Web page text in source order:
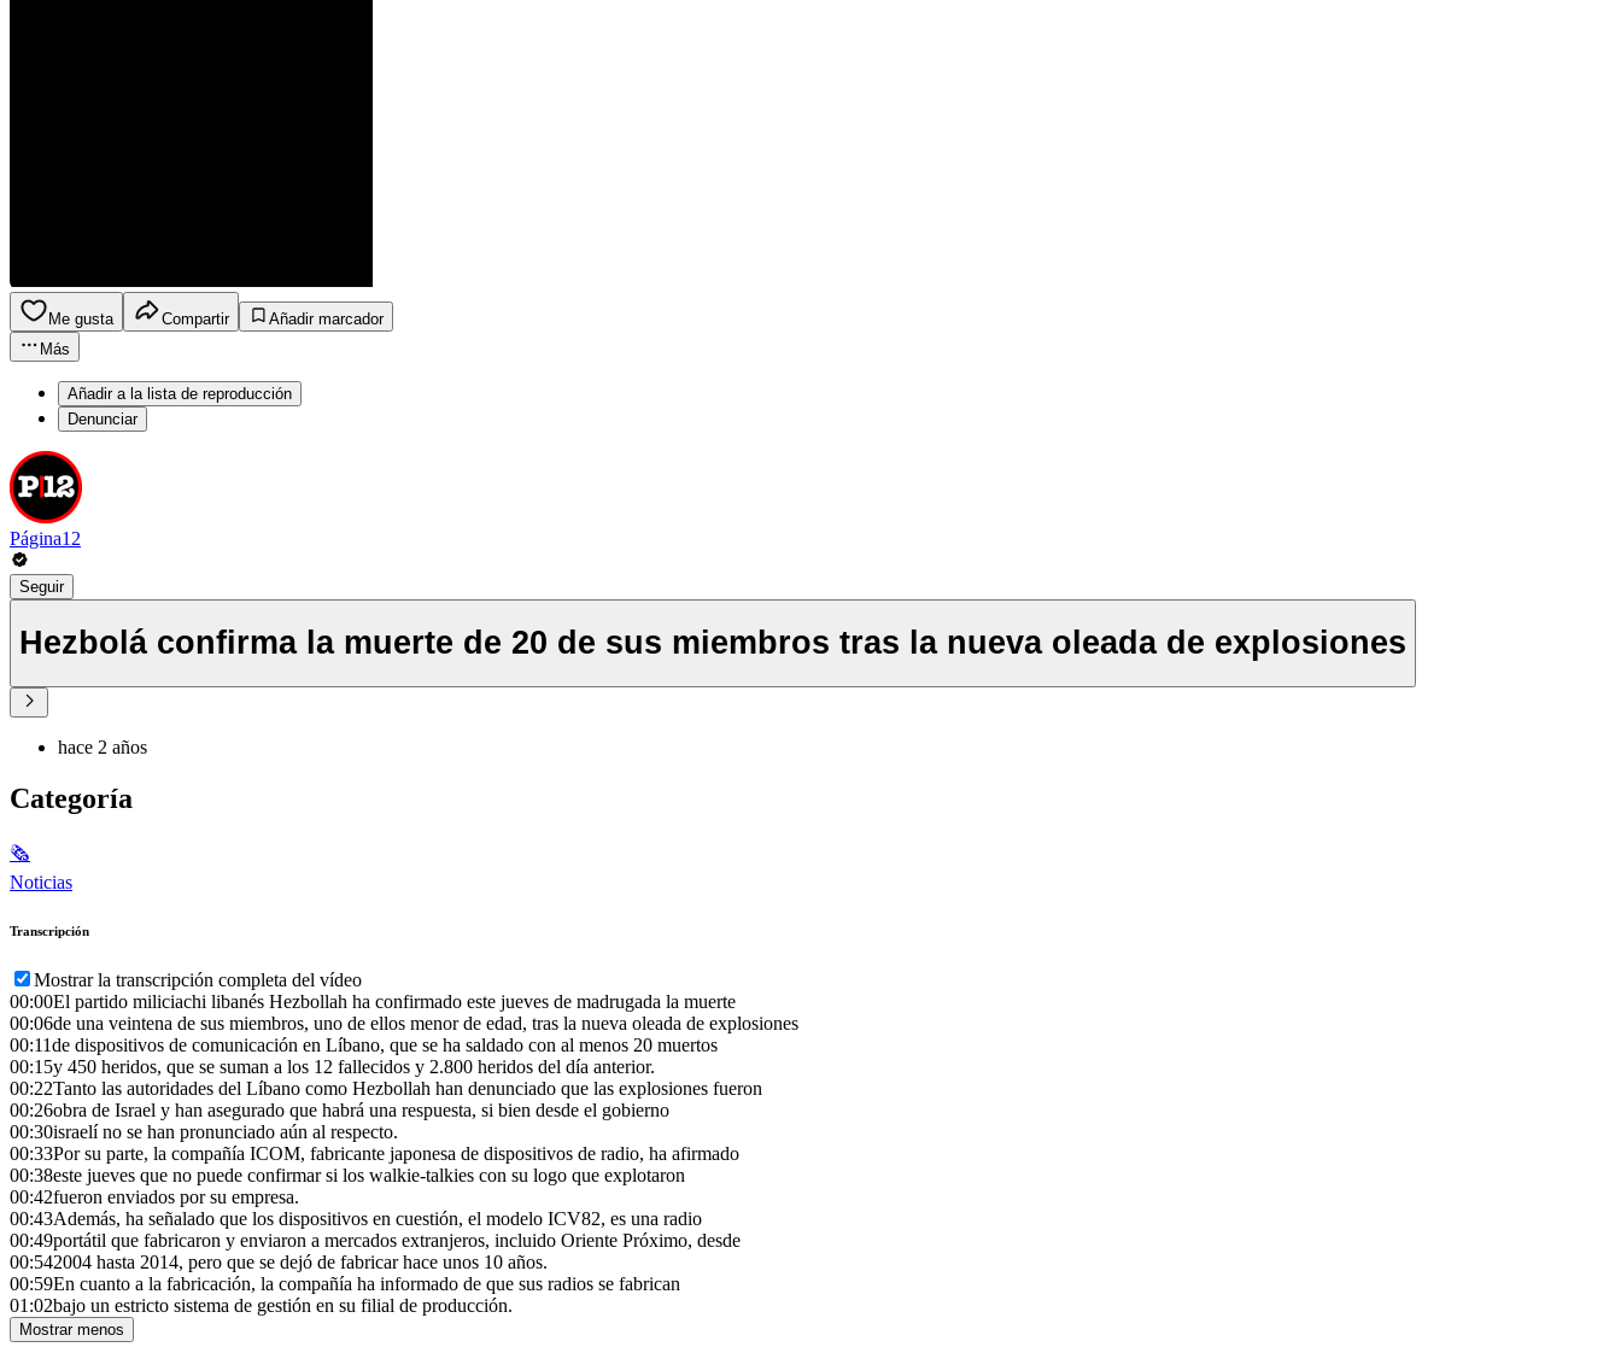
Me gusta Compartir
Añadir marcador
Más
Añadir a la lista de reproducción
Denunciar
Página12
Seguir
Hezbolá confirma la muerte de 20 de sus miembros tras la nueva oleada de explosiones
hace 2 años
Categoría
🗞
Noticias
Transcripción
Mostrar la transcripción completa del vídeo
00:00El partido miliciachi libanés Hezbollah ha confirmado este jueves de madrugada la muerte
00:06de una veintena de sus miembros, uno de ellos menor de edad, tras la nueva oleada de explosiones
00:11de dispositivos de comunicación en Líbano, que se ha saldado con al menos 20 muertos
00:15y 450 heridos, que se suman a los 12 fallecidos y 2.800 heridos del día anterior.
00:22Tanto las autoridades del Líbano como Hezbollah han denunciado que las explosiones fueron
00:26obra de Israel y han asegurado que habrá una respuesta, si bien desde el gobierno
00:30israelí no se han pronunciado aún al respecto.
00:33Por su parte, la compañía ICOM, fabricante japonesa de dispositivos de radio, ha afirmado
00:38este jueves que no puede confirmar si los walkie-talkies con su logo que explotaron
00:42fueron enviados por su empresa.
00:43Además, ha señalado que los dispositivos en cuestión, el modelo ICV82, es una radio
00:49portátil que fabricaron y enviaron a mercados extranjeros, incluido Oriente Próximo, desde
00:542004 hasta 2014, pero que se dejó de fabricar hace unos 10 años.
00:59En cuanto a la fabricación, la compañía ha informado de que sus radios se fabrican
01:02bajo un estricto sistema de gestión en su filial de producción.
Mostrar menos